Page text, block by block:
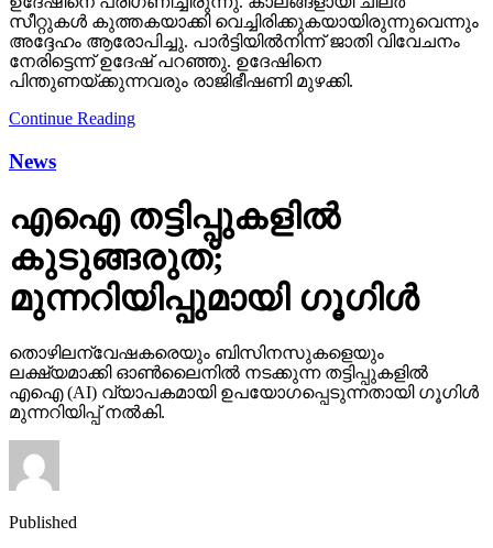
News
എഐ തട്ടിപ്പുകളില്‍
കുടുങ്ങരുത്;
മുന്നറിയിപ്പുമായി ഗൂഗിള്‍
തൊഴിലന്വേഷകരെയും ബിസിനസുകളെയും
ലക്ഷ്യമാക്കി ഓണ്‍ലൈനില്‍ നടക്കുന്ന തട്ടിപ്പുകളില്‍
എഐ (AI) വ്യാപകമായി ഉപയോഗപ്പെടുന്നതായി ഗൂഗിള്‍
മുന്നറിയിപ്പ് നല്‍കി.
Published
7 days ago
November 11, 2025
By